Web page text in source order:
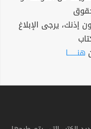
إذنك، يرجى الإبلاغ
هنــــــا